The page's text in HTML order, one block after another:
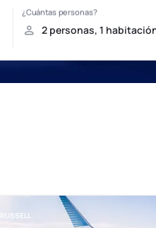
RUSSELL